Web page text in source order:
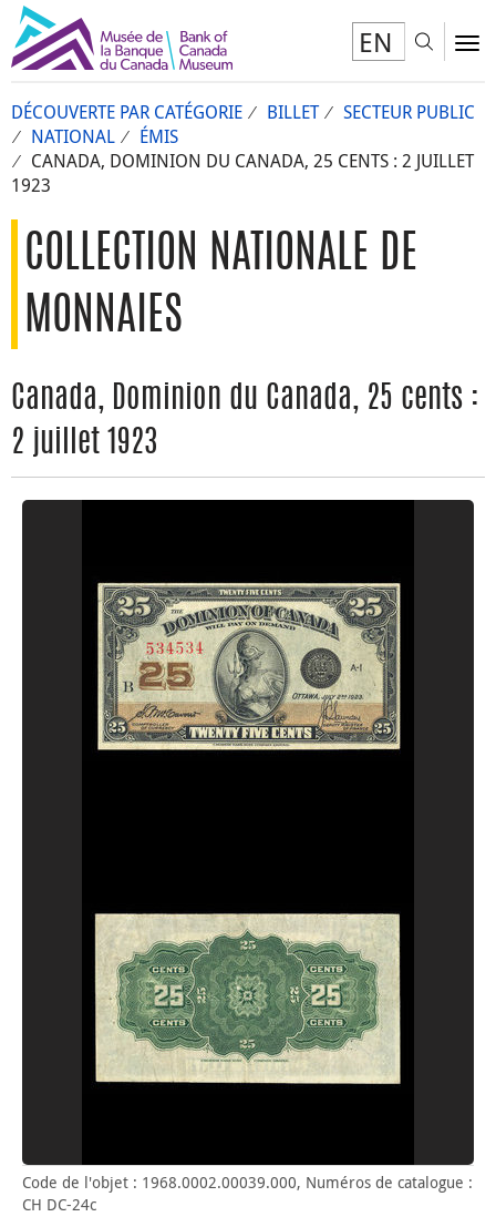
EN
DÉCOUVERTE PAR CATÉGORIE BILLET
SECTEUR PUBLIC
NATIONAL
ÉMIS
CANADA, DOMINION DU CANADA, 25 CENTS : 2 JUILLET
1923
COLLECTION NATIONALE DE
MONNAIES
Canada, Dominion du Canada, 25 cents :
2 juillet 1923
Code de l'objet : 1968.0002.00039.000, Numéros de catalogue :
CH DC-24c